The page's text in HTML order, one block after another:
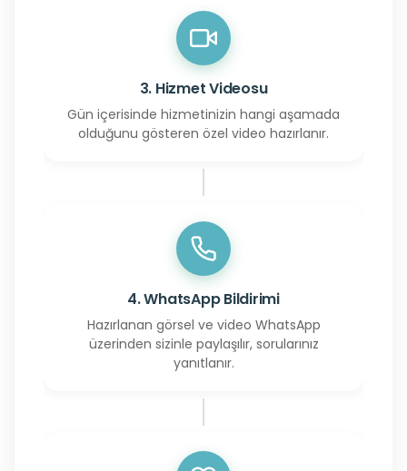
3. Hizmet Videosu
Gün içerisinde hizmetinizin hangi aşamada
olduğunu gösteren özel video hazırlanır.
4. WhatsApp Bildirimi
Hazırlanan görsel ve video WhatsApp
üzerinden sizinle paylaşılır, sorularınız
yanıtlanır.